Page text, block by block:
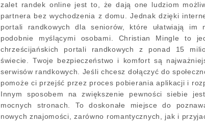
zalet randek online jest to, że dają one ludziom
partnera bez wychodzenia z domu. Jednak dzięki
portali randkowych dla seniorów, które ułatwiają im
podobnie myślącymi osobami. Christian Mingle to
chrześcijańskich portali randkowych z ponad 15
świecie. Twoje bezpieczeństwo i komfort są
serwisów randkowych. Jeśli chcesz dołączyć do
pomoże ci przejść przez proces pobierania aplikacji i
Innym sposobem na zwiększenie pewności siebie
mocnych stronach. To doskonałe miejsce do
nowych znajomości, zarówno romantycznych, jak i